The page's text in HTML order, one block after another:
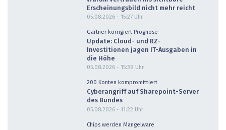
Erscheinungsbild nicht mehr reicht
05.08.2026 - 15:27 Uhr
Gartner korrigiert Prognose
Update: Cloud- und RZ-
Investitionen jagen IT-Ausgaben in
die Höhe
05.08.2026 - 15:39 Uhr
200 Konten kompromittiert
Cyberangriff auf Sharepoint-Server
des Bundes
05.08.2026 - 11:22 Uhr
Chips werden Mangelware